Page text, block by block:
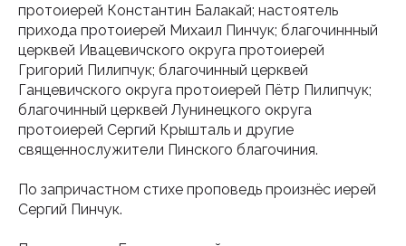
протоиерей Константин Балакай; настоятель
прихода протоиерей Михаил Пинчук; благочиннный
церквей Ивацевичского округа протоиерей
Григорий Пилипчук; благочинный церквей
Ганцевичского округа протоиерей Пётр Пилипчук;
благочинный церквей Лунинецкого округа
протоиерей Сергий Крышталь и другие
священнослужители Пинского благочиния.
По запричастном стихе проповедь произнёс иерей
Сергий Пинчук.